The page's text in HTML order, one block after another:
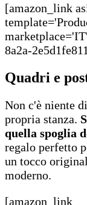
[amazon_link
8a2a-
Quadri e
Non c'è niente
propria stanza.
quella spoglia
regalo perfetto
un tocco
moderno.
[amazon_link